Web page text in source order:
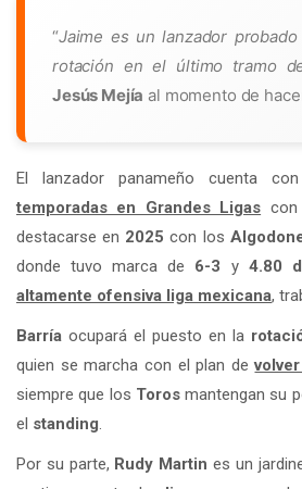
“Jaime es un lanzador
rotación en el último tramo
Jesús Mejía al momento de
El lanzador panameño cuenta
temporadas en Grandes Ligas
destacarse en 2025 con los
donde tuvo marca de 6-3 y 4.80
altamente ofensiva liga mexicana,
Barría ocupará el puesto en la
quien se marcha con el plan de
siempre que los Torosmantengan su
el standing.
Por su parte, Rudy Martin es un